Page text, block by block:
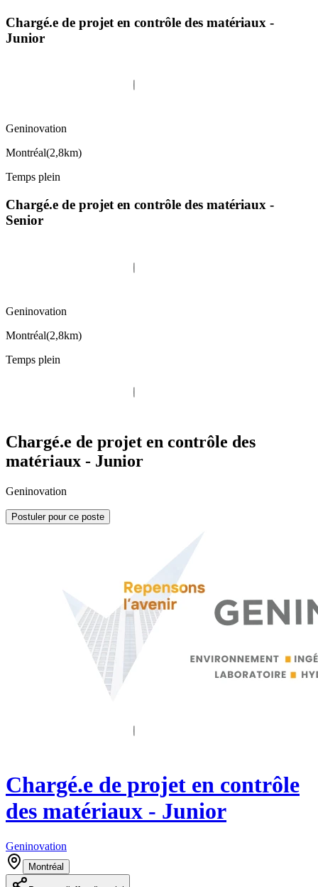
Chargé.e de projet en contrôle des matériaux -
Junior
Geninovation
Montréal(2,8km)
Temps plein
Chargé.e de projet en contrôle des matériaux -
Senior
Geninovation
Montréal(2,8km)
Temps plein
Chargé.e de projet en contrôle des
matériaux - Junior
Geninovation
Postuler pour ce poste
Chargé.e de projet en contrôle
des matériaux - Junior
Geninovation
Montréal